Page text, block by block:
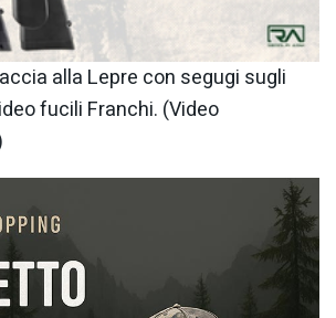
alla Lepre con segugi sugli
fucili Franchi. (Video